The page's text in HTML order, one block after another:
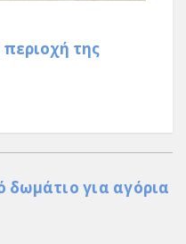
της
δωμάτιο για αγόρια